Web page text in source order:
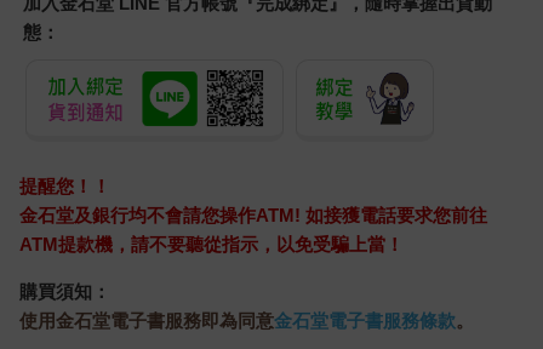
態：
提醒您！！
金石堂及銀行均不會請您操作ATM! 如接獲電話要求您前往
ATM提款機，請不要聽從指示，以免受騙上當！
購買須知：
使用金石堂電子書服務即為同意金石堂電子書服務條款。